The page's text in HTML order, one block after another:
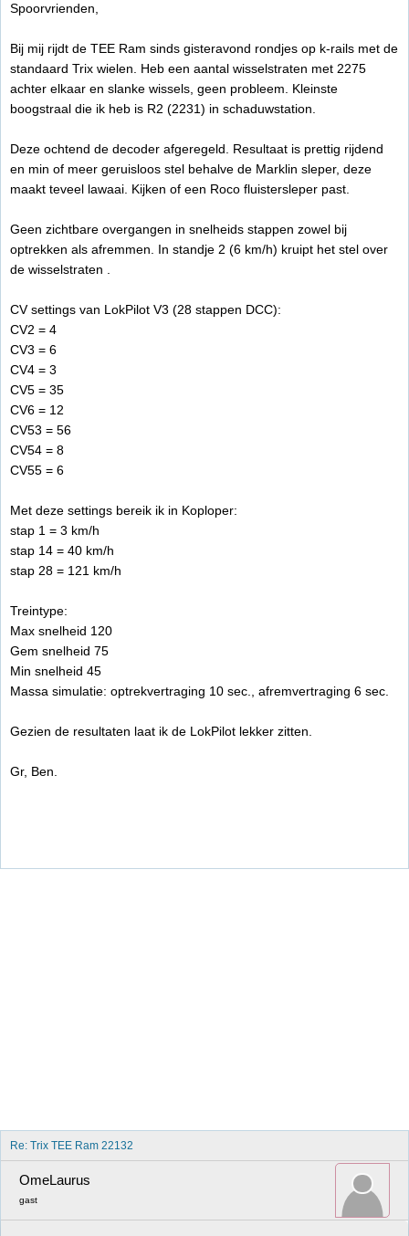
Spoorvrienden,
Bij mij rijdt de TEE Ram sinds gisteravond rondjes op k-rails met de
standaard Trix wielen. Heb een aantal wisselstraten met 2275
achter elkaar en slanke wissels, geen probleem. Kleinste
boogstraal die ik heb is R2 (2231) in schaduwstation.
Deze ochtend de decoder afgeregeld. Resultaat is prettig rijdend
en min of meer geruisloos stel behalve de Marklin sleper, deze
maakt teveel lawaai. Kijken of een Roco fluistersleper past.
Geen zichtbare overgangen in snelheids stappen zowel bij
optrekken als afremmen. In standje 2 (6 km/h) kruipt het stel over
de wisselstraten .
CV settings van LokPilot V3 (28 stappen DCC):
CV2 = 4
CV3 = 6
CV4 = 3
CV5 = 35
CV6 = 12
CV53 = 56
CV54 = 8
CV55 = 6
Met deze settings bereik ik in Koploper:
stap 1 = 3 km/h
stap 14 = 40 km/h
stap 28 = 121 km/h
Treintype:
Max snelheid 120
Gem snelheid 75
Min snelheid 45
Massa simulatie: optrekvertraging 10 sec., afremvertraging 6 sec.
Gezien de resultaten laat ik de LokPilot lekker zitten.
Gr, Ben.
Re: Trix TEE Ram 22132
OmeLaurus
gast